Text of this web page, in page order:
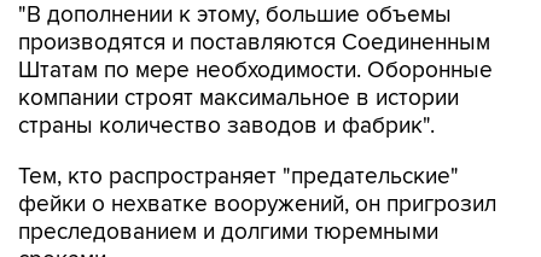
"В дополнении к этому, большие объемы
производятся и поставляются Соединенным
Штатам по мере необходимости. Оборонные
компании строят максимальное в истории
страны количество заводов и фабрик".
Тем, кто распространяет "предательские"
фейки о нехватке вооружений, он пригрозил
преследованием и долгими тюремными